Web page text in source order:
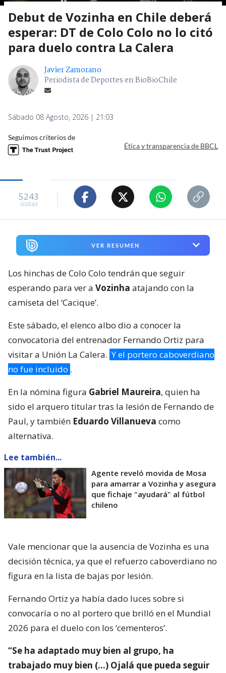
Debut de Vozinha en Chile deberá
esperar: DT de Colo Colo no lo citó
para duelo contra La Calera
Javier Zamorano
Periodista de Deportes en BioBioChile
Sábado 08 Agosto, 2026 | 21:03
Seguimos criterios de
Ética y transparencia de BBCL
5243
visitas
VER RESUMEN
Los hinchas de Colo Colo tendrán que seguir
esperando para ver a Vozinha atajando con la
camiseta del ‘Cacique’.
Este sábado, el elenco albo dio a conocer la
convocatoria del entrenador Fernando Ortiz para
visitar a Unión La Calera. Y el portero caboverdiano
no fue incluido .
En la nómina figura Gabriel Maureira, quien ha
sido el arquero titular tras la lesión de Fernando de
Paul, y también Eduardo Villanueva como
alternativa.
Lee también...
Agente reveló movida de Mosa
para amarrar a Vozinha y asegura
que fichaje "ayudará" al fútbol
chileno
Vale mencionar que la ausencia de Vozinha es una
decisión técnica, ya que el refuerzo caboverdiano no
figura en la lista de bajas por lesión.
Fernando Ortiz ya había dado luces sobre si
convocaría o no al portero que brilló en el Mundial
2026 para el duelo con los ‘cementeros’.
“Se ha adaptado muy bien al grupo, ha
trabajado muy bien (…) Ojalá que pueda seguir